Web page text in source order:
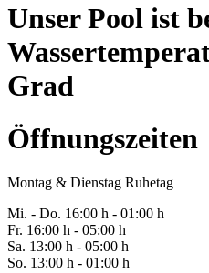
Unser Pool ist
Grad
Öffnungszeiten
Montag & Dienstag Ruhetag
Mi. - Do. 16:00 h - 01:00 h
Fr. 16:00 h - 05:00 h
Sa. 13:00 h - 05:00 h
So. 13:00 h - 01:00 h